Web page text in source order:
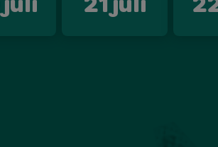
juli 21 juli